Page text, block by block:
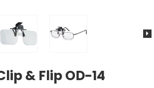
& Flip OD-14